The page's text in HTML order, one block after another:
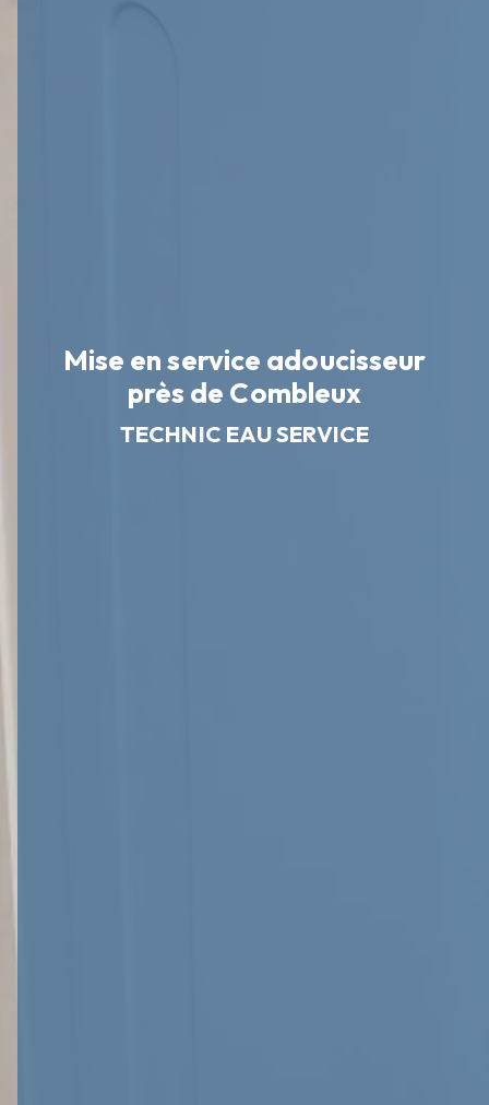
Mise en service adoucisseur
près de Combleux
TECHNIC EAU SERVICE